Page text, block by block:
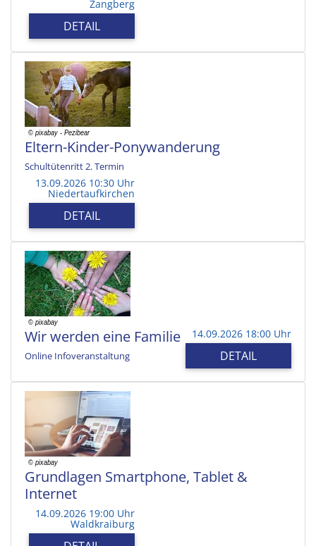
Zangberg
DETAIL
Eltern-Kinder-Ponywanderung
Schultütenritt 2. Termin
13.09.2026 10:30 Uhr
Niedertaufkirchen
DETAIL
Wir werden eine Familie
Online Infoveranstaltung
14.09.2026 18:00 Uhr
DETAIL
Grundlagen Smartphone, Tablet &
Internet
14.09.2026 19:00 Uhr
Waldkraiburg